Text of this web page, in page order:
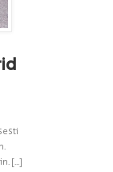
[...]